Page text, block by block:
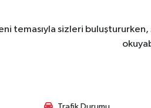
temasıyla sizleri